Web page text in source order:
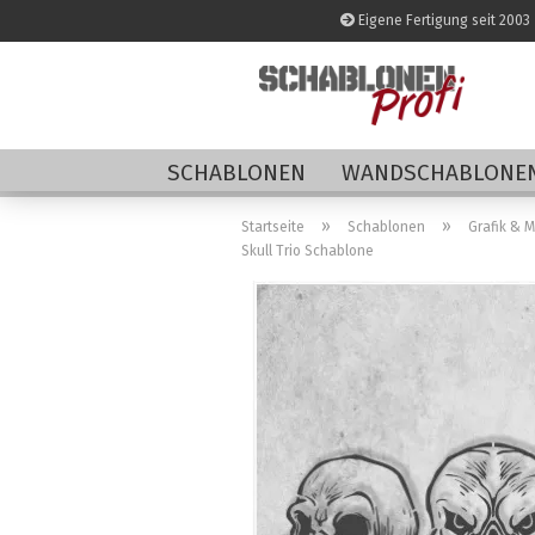
Eigene Fertigung seit 2003
SCHABLONEN
Startseite » Schablonen » Grafik &
Skull Trio Schablone